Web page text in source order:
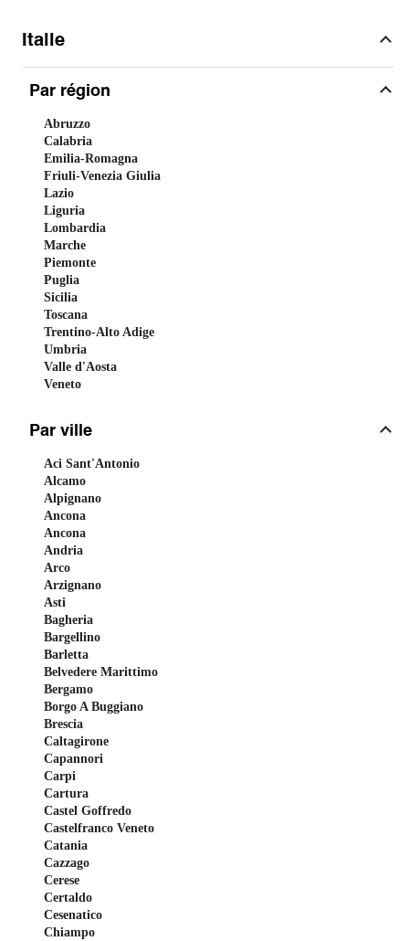
Italie
Par région
Abruzzo
Calabria
Emilia-Romagna
Friuli-Venezia Giulia
Lazio
Liguria
Lombardia
Marche
Piemonte
Puglia
Sicilia
Toscana
Trentino-Alto Adige
Umbria
Valle d'Aosta
Veneto
Par ville
Aci Sant'Antonio
Alcamo
Alpignano
Ancona
Ancona
Andria
Arco
Arzignano
Asti
Bagheria
Bargellino
Barletta
Belvedere Marittimo
Bergamo
Borgo A Buggiano
Brescia
Caltagirone
Capannori
Carpi
Cartura
Castel Goffredo
Castelfranco Veneto
Catania
Cazzago
Cerese
Certaldo
Cesenatico
Chiampo